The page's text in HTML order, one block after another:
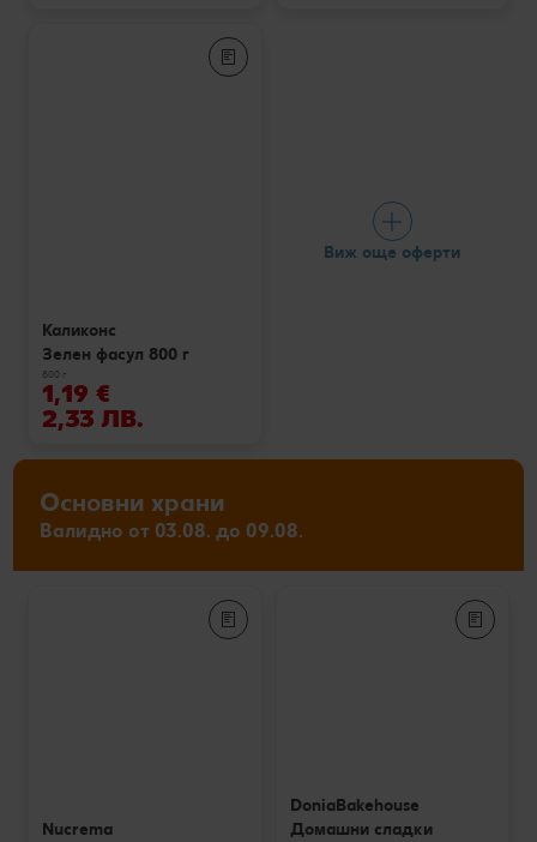
Каликонс
Зелен фасул 800 г
800 г
1,19 €
2,33 ЛВ.
Виж още оферти
Основни храни
Валидно от 03.08. до 09.08.
Nucrema
DoniaBakehouse
Домашни сладки